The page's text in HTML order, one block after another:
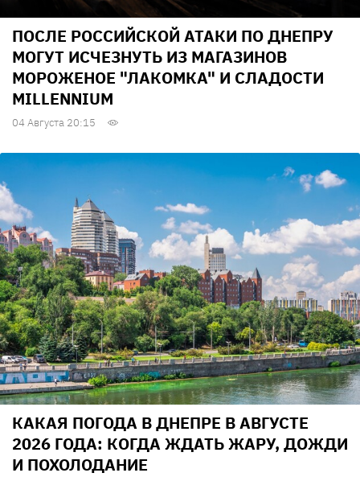
ПОСЛЕ РОССИЙСКОЙ АТАКИ ПО ДНЕПРУ
МОГУТ ИСЧЕЗНУТЬ ИЗ МАГАЗИНОВ
МОРОЖЕНОЕ "ЛАКОМКА" И СЛАДОСТИ
MILLENNIUM
04 Августа 20:15
КАКАЯ ПОГОДА В ДНЕПРЕ В АВГУСТЕ
2026 ГОДА: КОГДА ЖДАТЬ ЖАРУ, ДОЖДИ
И ПОХОЛОДАНИЕ